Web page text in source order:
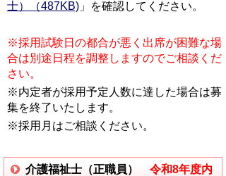
士）（487KB) 」を確認してください。
※採用試験日の都合が悪く出席が困難な場
合は別途日程を調整しますのでご相談くだ
さい。
※内定者が採用予定人数に達した場合は募
集を終了いたします。
※採用月はご相談ください。
介護福祉士（正職員） 令和8年度内